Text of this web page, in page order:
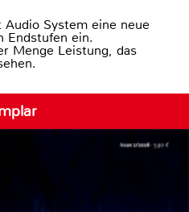
System eine neue
Endstufen ein.
Menge Leistung, das